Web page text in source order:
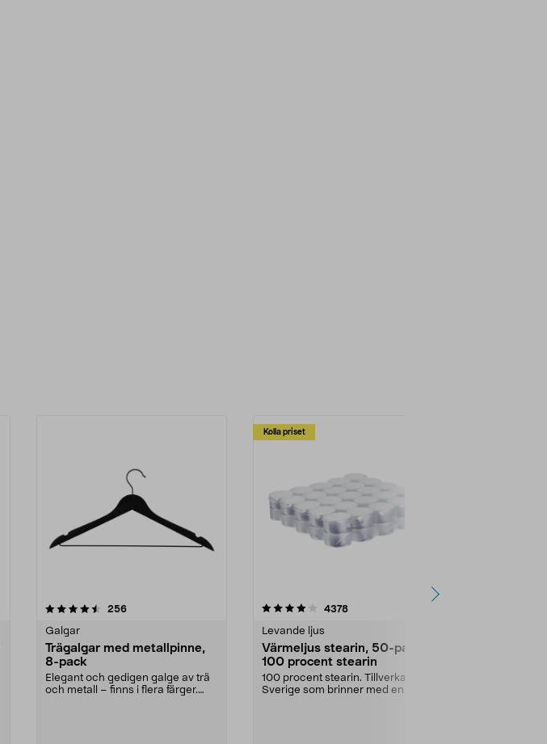
256recensioner
Galgar
Trägalgar med metallpinne,
8-pack
Elegant och gedigen galge av trä
och metall – finns i flera färger.
Kolla priset
4.0av 5 stjärnor 4378recensioner
Levande ljus
Värmeljus stearin, 50-pack,
100 procent stearin
100 procent stearin. Tillverkade i
Sverige som brinner med en
4.5av 5 stjärnor